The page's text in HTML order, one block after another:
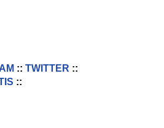
:: TWITTER ::
::